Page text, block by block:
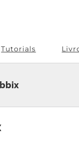
Tutorials